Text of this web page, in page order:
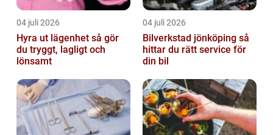
04 juli 2026
Hyra ut lägenhet så gör
du tryggt, lagligt och
lönsamt
04 juli 2026
Bilverkstad jönköping så
hittar du rätt service för
din bil